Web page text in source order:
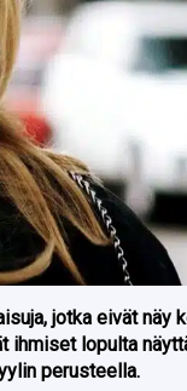
jotka eivät näy
ihmiset lopulta
perusteella.